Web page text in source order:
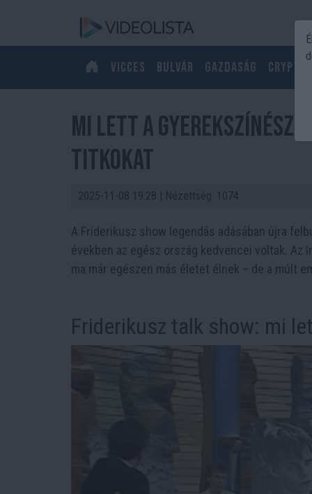
Vicces Bulvár Gazdaság Crypto
Mi lett a
titkokat
2025-11-08 19:28 | Nézettség: 1074
A Friderikusz show legendás adásában újra
években az egész ország kedvencei voltak. Az
ma már egészen más életet élnek – de a múlt
Friderikusz talk show: mi